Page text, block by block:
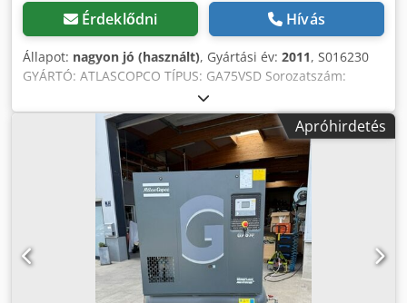
Érdeklődni Hívás
Állapot: nagyon jó (használt), Gyártási év: 2011, S016230
GYÁRTÓ: ATLASCOPCO TÍPUS: GA75VSD Sorozatszám:
API658180 Codpfxjzcnu Te Akterf Gyártási év: 2011
Teljesítmény (kW): 75 Kapacitás (m3/min): 14,68 Nyomás
(bar): 13 Üzemóra (dok./össz.): Frekvenciaváltó: igen
Beépített szárító: nem Hőcserélő: igen Hűtés (levegő/víz):
levegő Tartályon: nem Dokumentumok: nem Csatlakozás: 2
1/2'' Új/használt: használt
Apróhirdetés